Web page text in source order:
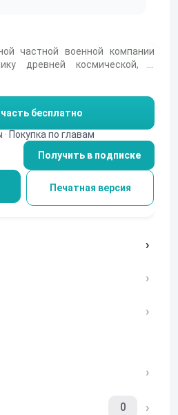
частной военной компании
И цель у них одна –
империи Джоре. И на этом
и неприятности.
бесплатно
Покупка по главам
Получить в подписке
Печатная версия
0